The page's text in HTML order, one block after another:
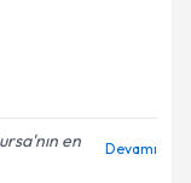
takvimi
almanız
ile
en
Devamı